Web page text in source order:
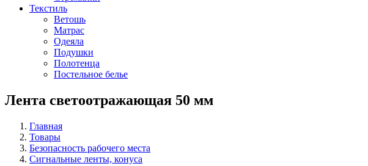
Текстиль
Ветошь
Матрас
Одеяла
Подушки
Полотенца
Постельное белье
Лента светоотражающая 50 мм
Главная
Товары
Безопасность рабочего места
Сигнальные ленты, конуса